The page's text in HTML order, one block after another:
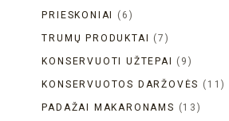
PRIESKONIAI
6
TRUMŲ PRODUKTAI
7
KONSERVUOTI UŽTEPAI
9
KONSERVUOTOS DARŽOVĖS
11
PADAŽAI MAKARONAMS
13